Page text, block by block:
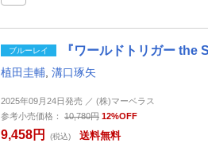
ブルーレイ 『ワールドトリガー the
植田圭輔 溝口琢矢
2025年09月24日発売 ／ (株)マーベラス
参考小売価格：
10,780円 12%OFF
9,458円 (税込)
送料無料